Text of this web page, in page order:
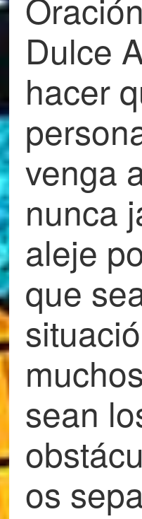
Dulce
hacer
venga
nunca
aleje
que
sean
os